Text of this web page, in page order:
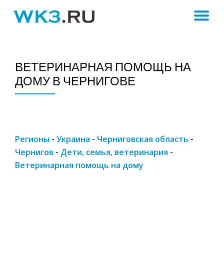
ВЕТЕРИНАРНАЯ ПОМОЩЬ НА
ДОМУ В ЧЕРНИГОВЕ
Регионы - Украина - Черниговская область -
Чернигов - Дети, семья, ветеринария -
Ветеринарная помощь на дому